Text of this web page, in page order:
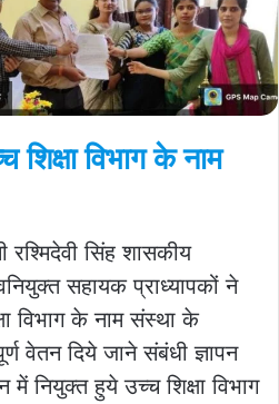
विभाग के नाम
रश्मिदेवी सिंह शासकीय
सहायक प्राध्यापकों ने
विभाग के नाम संस्था के
वेतन दिये जाने संबंधी ज्ञापन
में नियुक्त हुये उच्च शिक्षा विभाग